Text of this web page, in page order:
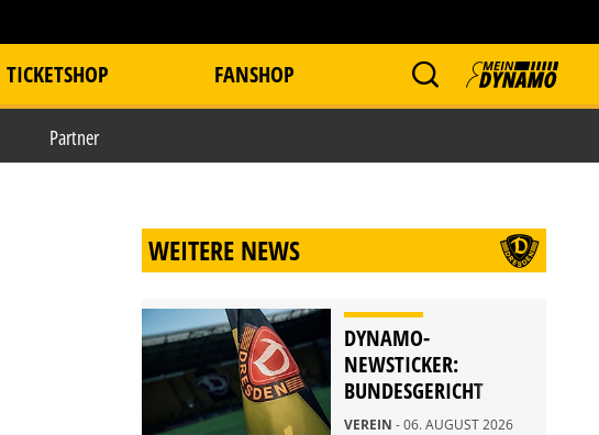
TICKETSHOP FANSHOP
Partner
WEITERE NEWS
DYNAMO-
NEWSTICKER:
BUNDESGERICHT
WEIST BERUFUNG
VEREIN - 06. AUGUST 2026